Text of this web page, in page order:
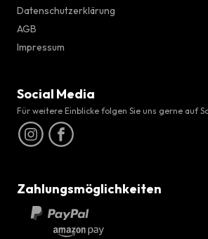
Datenschutzerklärung
AGB
Impressum
Social Media
Für weitere Einblicke folgen Sie uns gerne auf
Zahlungsmöglichkeiten